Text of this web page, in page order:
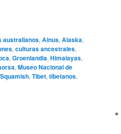
australianos, Ainus, Alaska,
, culturas ancestrales,
, Groenlandia, Himalayas,
, Museo Nacional de
Squamish, Tibet, tibetanos,